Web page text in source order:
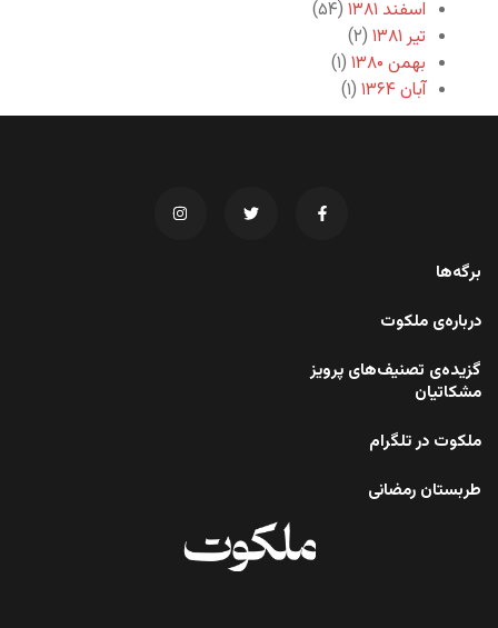
اسفند ۱۳۸۱
(۵۴)
تیر ۱۳۸۱
(۲)
بهمن ۱۳۸۰
(۱)
آبان ۱۳۶۴
(۱)
برگه‌ها
درباره‌ی ملکوت
گزیده‌ی تصنیف‌های پرویز
مشکاتیان
ملکوت در تلگرام
طربستان رمضانی